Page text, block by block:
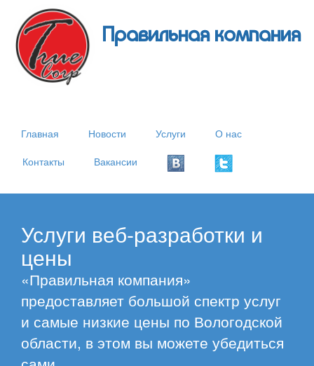
Правильная компания
Главная Новости Услуги
О нас
Контакты
Вакансии
Услуги веб-разработки и
цены
«Правильная компания»
предоставляет большой спектр услуг
и самые низкие цены по Вологодской
области, в этом вы можете убедиться